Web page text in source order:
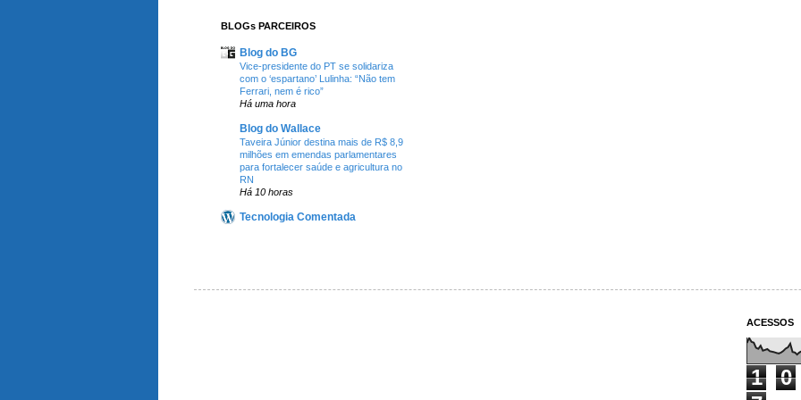
BLOGs PARCEIROS
Blog do BG
Vice-presidente do PT se solidariza
com o ‘espartano’ Lulinha: “Não tem
Ferrari, nem é rico”
Há uma hora
Blog do Wallace
Taveira Júnior destina mais de R$ 8,9
milhões em emendas parlamentares
para fortalecer saúde e agricultura no
RN
Há 10 horas
Tecnologia Comentada
ACESSOS
1
0